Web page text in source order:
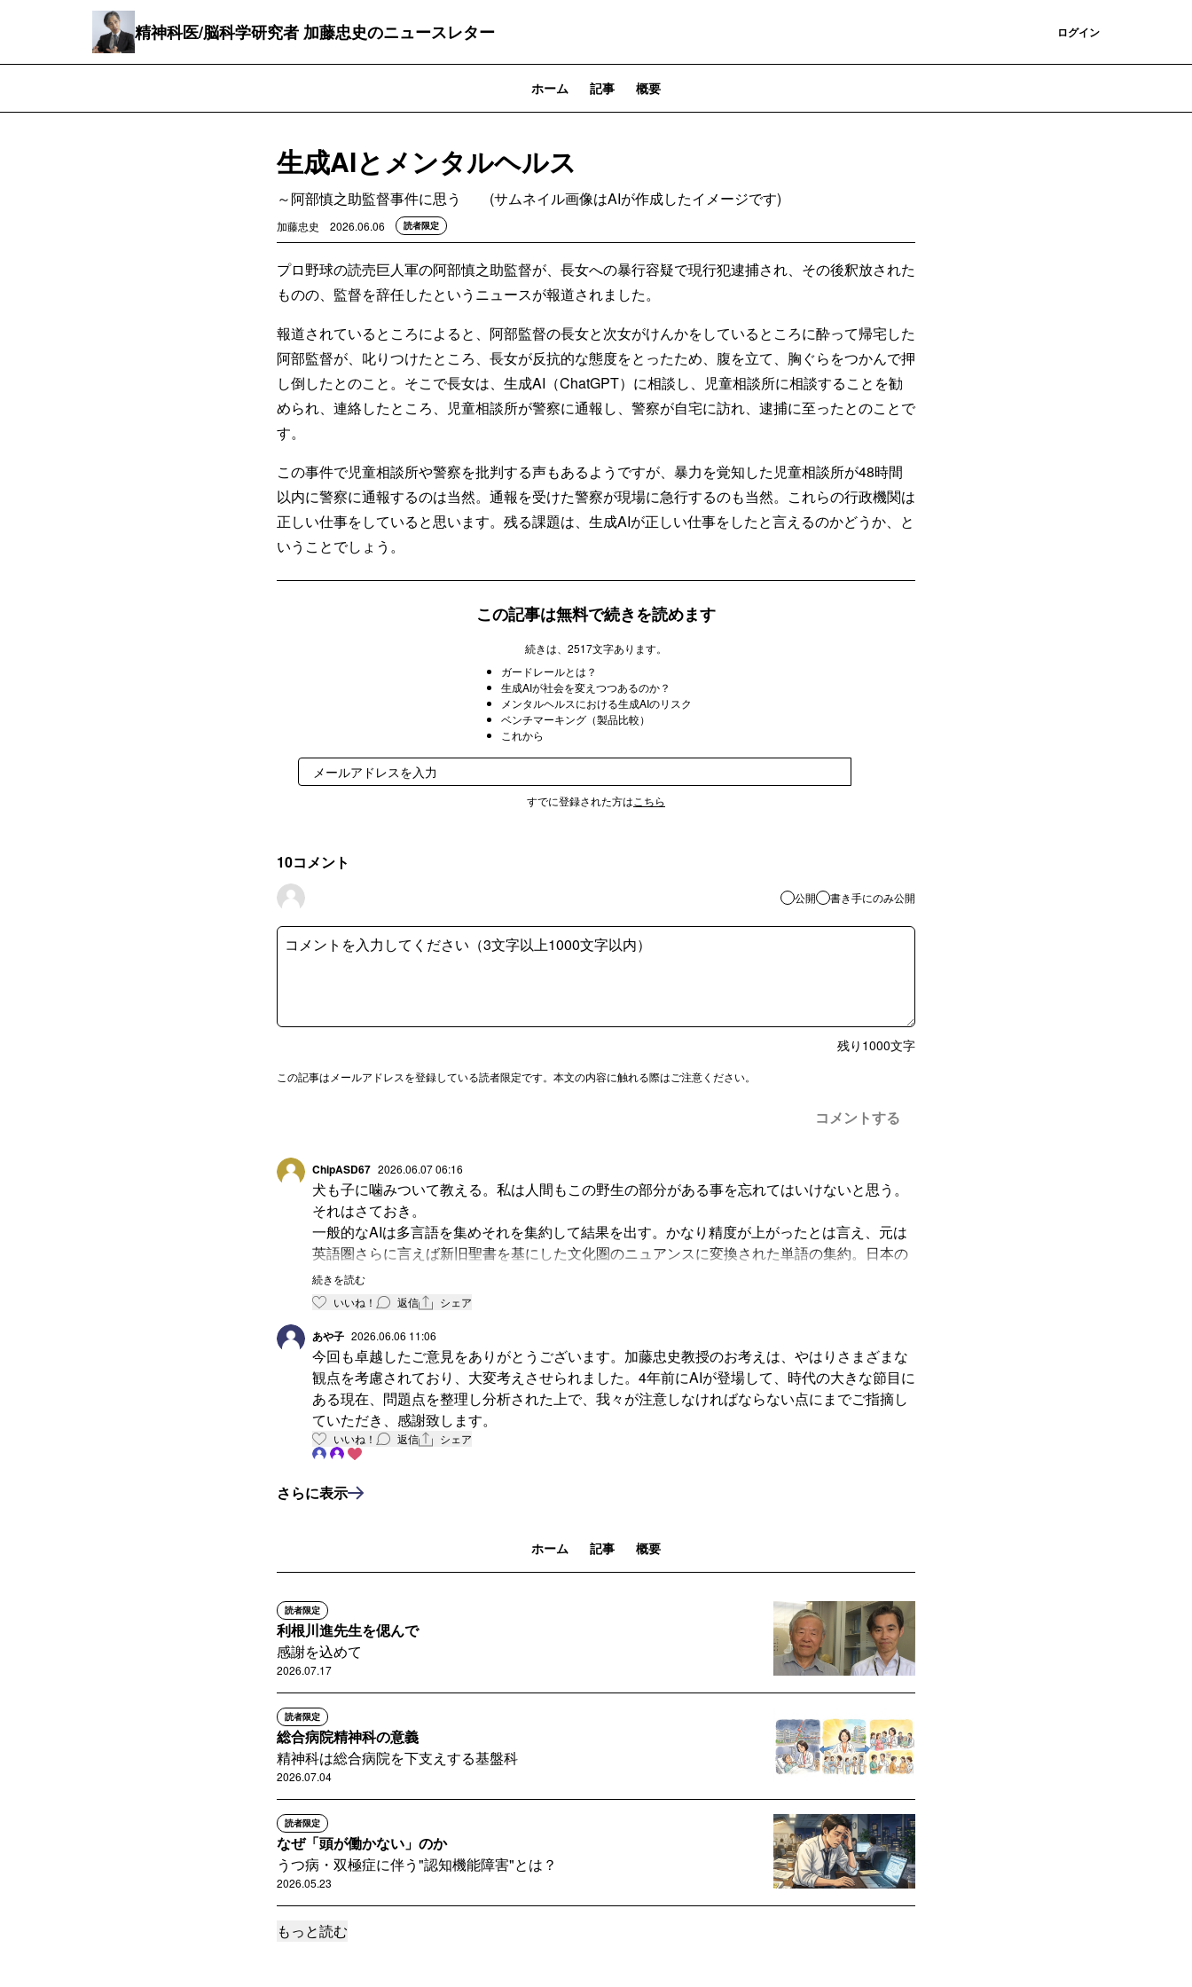
精神科医/脳科学研究者 加藤忠史のニュースレター ログイン
ホーム 記事 概要
生成AIとメンタルヘルス
～阿部慎之助監督事件に思う (サムネイル画像はAIが作成したイメージです)
加藤忠史 2026.06.06 読者限定
プロ野球の読売巨人軍の阿部慎之助監督が、長女への暴行容疑で現行犯逮捕され、その後釈放された
ものの、監督を辞任したというニュースが報道されました。
報道されているところによると、阿部監督の長女と次女がけんかをしているところに酔って帰宅した
阿部監督が、叱りつけたところ、長女が反抗的な態度をとったため、腹を立て、胸ぐらをつかんで押
し倒したとのこと。そこで長女は、生成AI（ChatGPT）に相談し、児童相談所に相談することを勧
められ、連絡したところ、児童相談所が警察に通報し、警察が自宅に訪れ、逮捕に至ったとのことで
す。
この事件で児童相談所や警察を批判する声もあるようですが、暴力を覚知した児童相談所が48時間
以内に警察に通報するのは当然。通報を受けた警察が現場に急行するのも当然。これらの行政機関は
正しい仕事をしていると思います。残る課題は、生成AIが正しい仕事をしたと言えるのかどうか、と
いうことでしょう。
この記事は無料で続きを読めます
続きは、2517文字あります。
ガードレールとは？
生成AIが社会を変えつつあるのか？
メンタルヘルスにおける生成AIのリスク
ベンチマーキング（製品比較）
これから
すでに登録された方は こちら
10コメント
公開 書き手にのみ公開
残り 1000文字
この記事はメールアドレスを登録している読者限定です。本文の内容に触れる際はご注意ください。
コメントする
ChipASD67 2026.06.07 06:16
犬も子に噛みついて教える。私は人間もこの野生の部分がある事を忘れてはいけないと思う。
それはさておき。
一般的なAIは多言語を集めそれを集約して結果を出す。かなり精度が上がったとは言え、元は
英語圏さらに言えば新旧聖書を基にした文化圏のニュアンスに変換された単語の集約。日本の
様な異なる文化圏のニュアンスまで再現されていない。（未熟）
AIは人工知能であり人では無い。
英語圏での理解で言うと人には【heart】【soul】【mind】【strenght】が存在する。
ところがAIには【heart】が無い。【heart】が無い人間とはサイコパスである。
今のAIをひたすら進化させると最高能力のサイコパス、つまりレクター博士の様な怪物を作り
出す事になりかねない事を開発者たちは自覚しなければならない。
ちなみに自閉症ASDは自分自身の【mind】を自覚出来ない「マインド・ブラインドネス」サイ
モン・バロン＝コーエンなのです。
この【mind】の正確なとらえ方だって、新旧聖書の文化圏の文化を深く勉強しなきゃ何を言わ
んとしているか分からないんだけどね。
ネット上ではみんな一瞬で理解しちゃう不思議。自閉症の謎ってそんな簡単なもんじゃ無い。
続きを読む
いいね！
返信 シェア
あや子 2026.06.06 11:06
今回も卓越したご意見をありがとうございます。加藤忠史教授のお考えは、やはりさまざまな
観点を考慮されており、大変考えさせられました。4年前にAIが登場して、時代の大きな節目に
ある現在、問題点を整理し分析された上で、我々が注意しなければならない点にまでご指摘し
ていただき、感謝致します。
いいね！ 返信 シェア
さらに表示
ホーム 記事 概要
読者限定
利根川進先生を偲んで
感謝を込めて
2026.07.17
読者限定
総合病院精神科の意義
精神科は総合病院を下支えする基盤科
2026.07.04
読者限定
なぜ「頭が働かない」のか
うつ病・双極症に伴う"認知機能障害"とは？
2026.05.23
読者限定
もっと読む